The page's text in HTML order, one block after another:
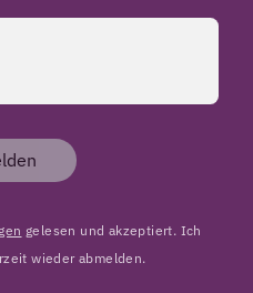
gelesen und akzeptiert. Ich
wieder abmelden.